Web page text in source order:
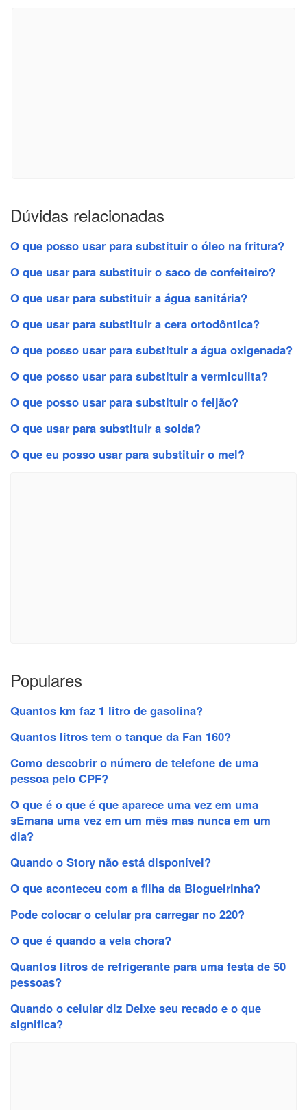
Dúvidas relacionadas
O que posso usar para substituir o óleo na fritura?
O que usar para substituir o saco de confeiteiro?
O que usar para substituir a água sanitária?
O que usar para substituir a cera ortodôntica?
O que posso usar para substituir a água oxigenada?
O que posso usar para substituir a vermiculita?
O que posso usar para substituir o feijão?
O que usar para substituir a solda?
O que eu posso usar para substituir o mel?
Populares
Quantos km faz 1 litro de gasolina?
Quantos litros tem o tanque da Fan 160?
Como descobrir o número de telefone de uma
pessoa pelo CPF?
O que é o que é que aparece uma vez em uma
sEmana uma vez em um mês mas nunca em um
dia?
Quando o Story não está disponível?
O que aconteceu com a filha da Blogueirinha?
Pode colocar o celular pra carregar no 220?
O que é quando a vela chora?
Quantos litros de refrigerante para uma festa de 50
pessoas?
Quando o celular diz Deixe seu recado e o que
significa?